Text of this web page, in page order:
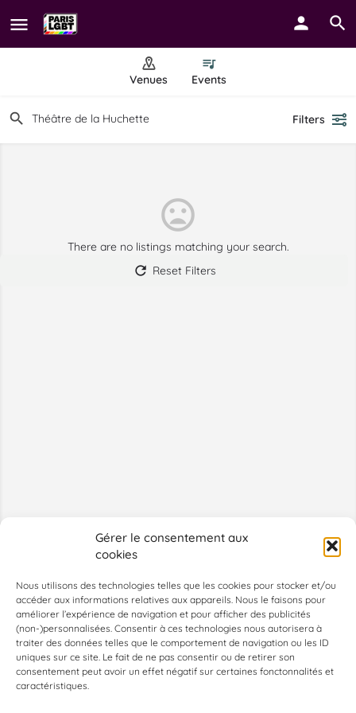
Gérer le consentement aux
cookies
Nous utilisons des technologies telles que les cookies pour stocker et/ou
accéder aux informations relatives aux appareils. Nous le faisons pour
améliorer l’expérience de navigation et pour afficher des publicités
(non-)personnalisées. Consentir à ces technologies nous autorisera à
traiter des données telles que le comportement de navigation ou les ID
uniques sur ce site. Le fait de ne pas consentir ou de retirer son
consentement peut avoir un effet négatif sur certaines fonctonnalités et
caractéristiques.
Venues Events
Filters
There are no listings matching your search.
Reset Filters